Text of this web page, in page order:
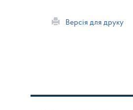
Версія для друку